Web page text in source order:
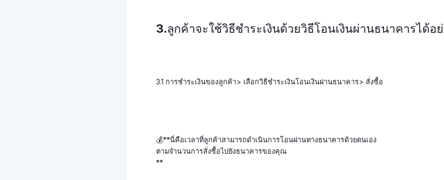
3.ลูกค้าจะใช้วิธีชำระเงินด้วยวิธีโอนเงินผ่านธนาคารได้อย่
3.1 การชำระเงินของลูกค้า> เลือกวิธีชำระเงินโอนเงินผ่านธนาคาร> สั่งซื้อ
💰**นี่คือเวลาที่ลูกค้าสามารถดำเนินการโอนผ่านทางธนาคารด้วยตนเอง
ตามจำนวนการสั่งซื้อไปยังธนาคารของคุณ
**